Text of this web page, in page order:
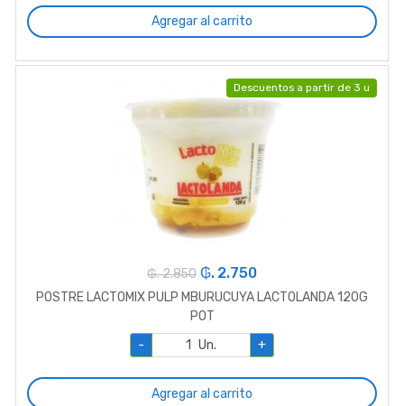
Agregar al carrito
Descuentos a partir de 3 u
₲. 2.850 ₲. 2.750
POSTRE LACTOMIX PULP MBURUCUYA LACTOLANDA 120G
POT
-
Un. +
Agregar al carrito